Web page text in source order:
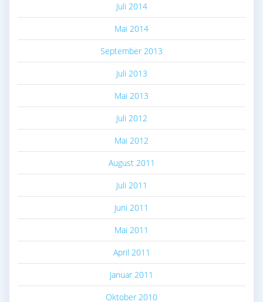
Juli 2014
Mai 2014
September 2013
Juli 2013
Mai 2013
Juli 2012
Mai 2012
August 2011
Juli 2011
Juni 2011
Mai 2011
April 2011
Januar 2011
Oktober 2010